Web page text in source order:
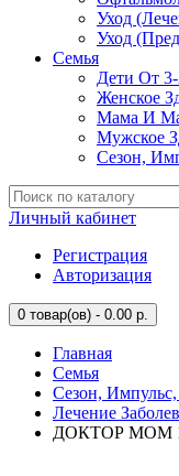
Уход
Уход
Семья
Дети От
Женское
Мама И
Мужское
Сезон,
Личный кабинет
Регистрация
Авторизация
0 товар(ов) - 0.00 р.
Главная
Семья
Сезон,
Лечение
ДОКТОР МОМ